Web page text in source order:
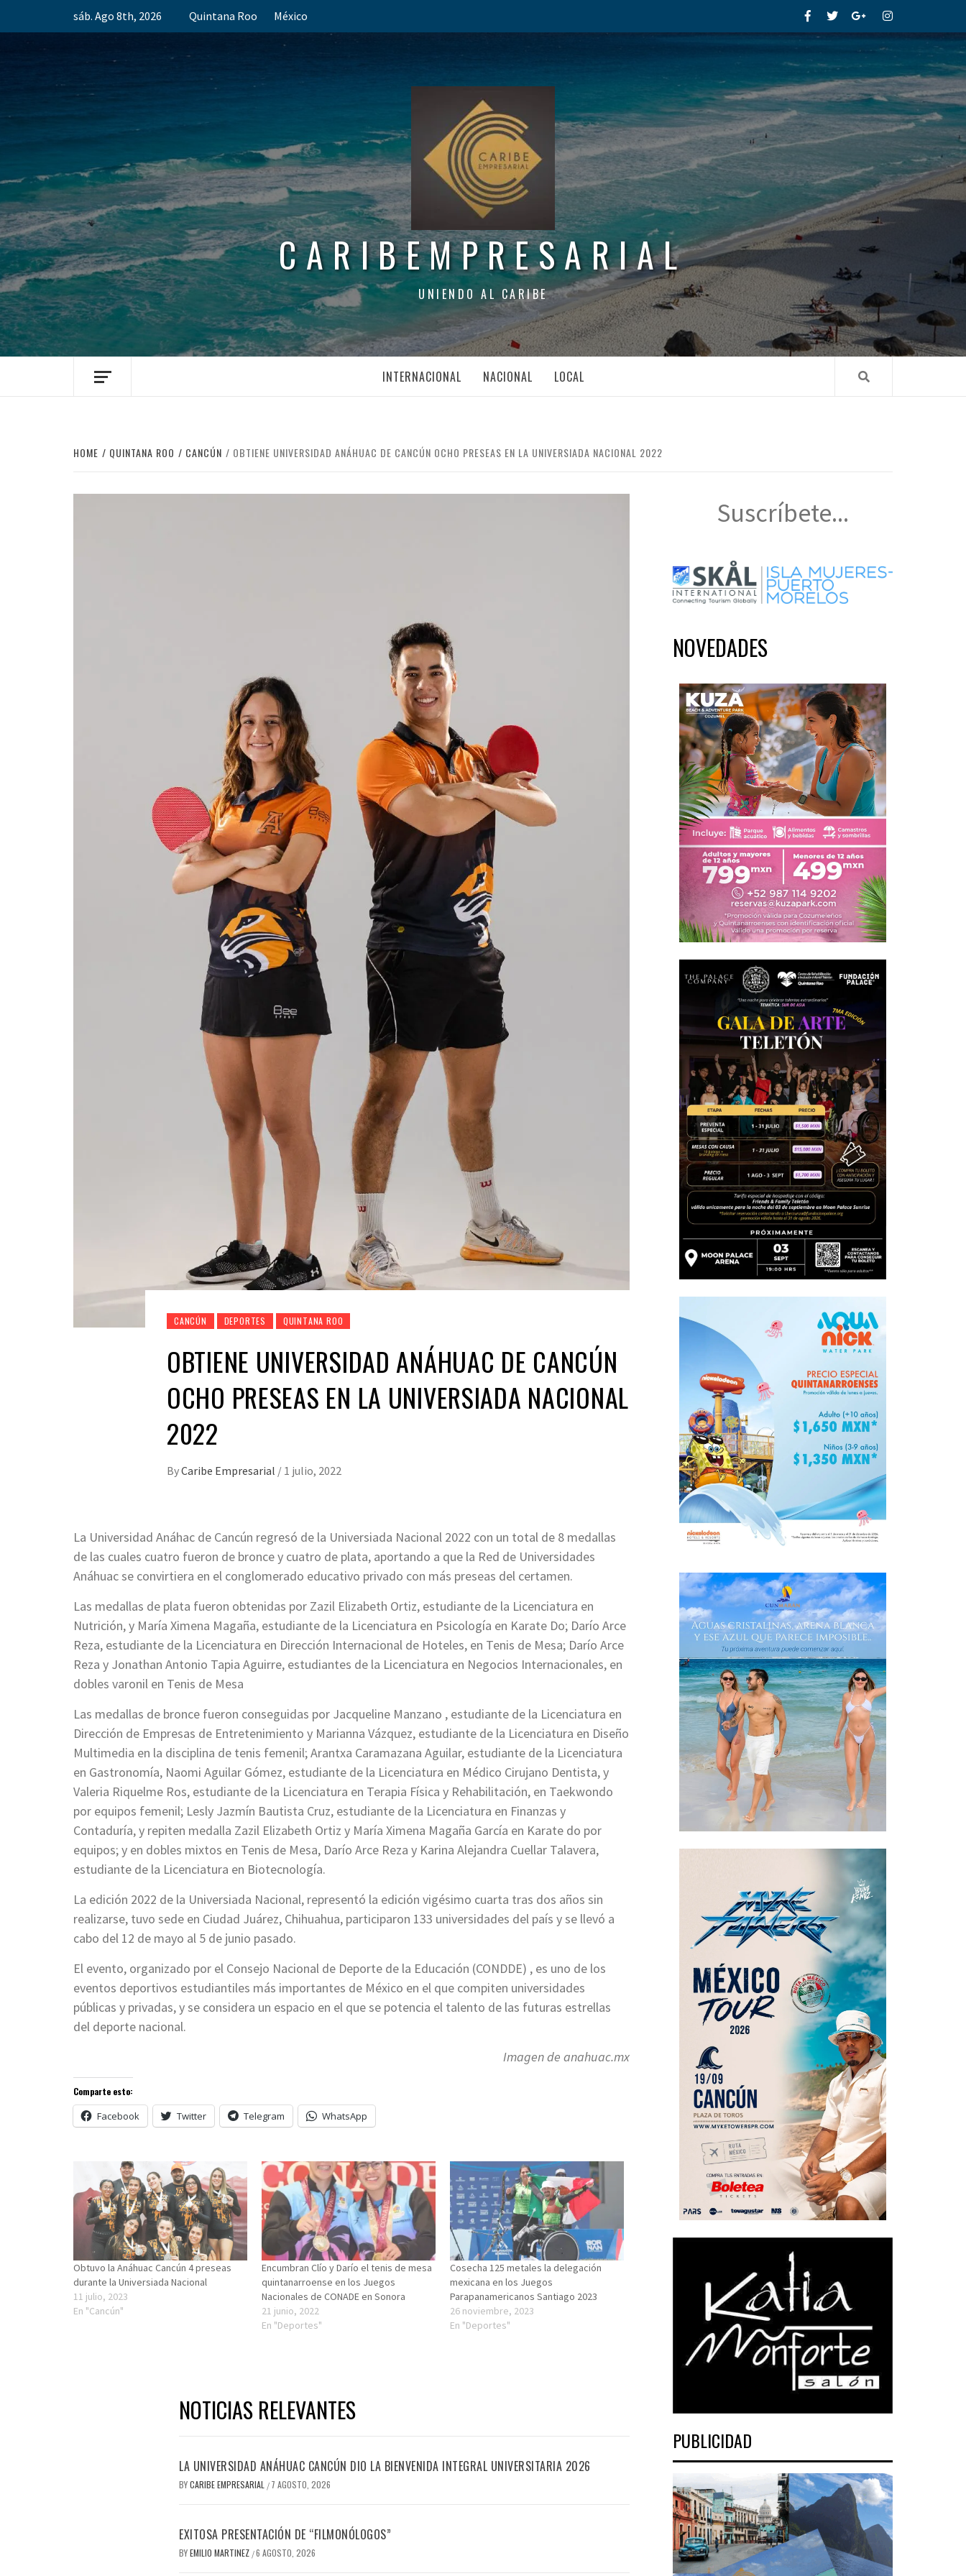
sáb. Ago 8th, 2026 Quintana Roo México FacebookTwitterGoogle+Instagram
CARIBEMPRESARIAL
UNIENDO AL CARIBE
INTERNACIONAL NACIONAL LOCAL
HOME QUINTANA ROO CANCÚN OBTIENE UNIVERSIDAD ANÁHUAC DE CANCÚN OCHO PRESEAS EN LA UNIVERSIADA NACIONAL 2022
CANCÚN DEPORTES QUINTANA ROO
OBTIENE UNIVERSIDAD ANÁHUAC DE CANCÚN
OCHO PRESEAS EN LA UNIVERSIADA NACIONAL
2022
ByCaribe Empresarial / 1 julio, 2022
La Universidad Anáhac de Cancún regresó de la Universiada Nacional 2022 con un total de 8 medallas
de las cuales cuatro fueron de bronce y cuatro de plata, aportando a que la Red de Universidades
Anáhuac se convirtiera en el conglomerado educativo privado con más preseas del certamen.
Las medallas de plata fueron obtenidas por Zazil Elizabeth Ortiz, estudiante de la Licenciatura en
Nutrición, y María Ximena Magaña, estudiante de la Licenciatura en Psicología en Karate Do; Darío Arce
Reza, estudiante de la Licenciatura en Dirección Internacional de Hoteles, en Tenis de Mesa; Darío Arce
Reza y Jonathan Antonio Tapia Aguirre, estudiantes de la Licenciatura en Negocios Internacionales, en
dobles varonil en Tenis de Mesa
Las medallas de bronce fueron conseguidas por Jacqueline Manzano , estudiante de la Licenciatura en
Dirección de Empresas de Entretenimiento y Marianna Vázquez, estudiante de la Licenciatura en Diseño
Multimedia en la disciplina de tenis femenil; Arantxa Caramazana Aguilar, estudiante de la Licenciatura
en Gastronomía, Naomi Aguilar Gómez, estudiante de la Licenciatura en Médico Cirujano Dentista, y
Valeria Riquelme Ros, estudiante de la Licenciatura en Terapia Física y Rehabilitación, en Taekwondo
por equipos femenil; Lesly Jazmín Bautista Cruz, estudiante de la Licenciatura en Finanzas y
Contaduría, y repiten medalla Zazil Elizabeth Ortiz y María Ximena Magaña García en Karate do por
equipos; y en dobles mixtos en Tenis de Mesa, Darío Arce Reza y Karina Alejandra Cuellar Talavera,
estudiante de la Licenciatura en Biotecnología.
La edición 2022 de la Universiada Nacional, representó la edición vigésimo cuarta tras dos años sin
realizarse, tuvo sede en Ciudad Juárez, Chihuahua, participaron 133 universidades del país y se llevó a
cabo del 12 de mayo al 5 de junio pasado.
El evento, organizado por el Consejo Nacional de Deporte de la Educación (CONDDE) , es uno de los
eventos deportivos estudiantiles más importantes de México en el que compiten universidades
públicas y privadas, y se considera un espacio en el que se potencia el talento de las futuras estrellas
del deporte nacional.
Imagen de anahuac.mx
Comparte esto:
Facebook Twitter Telegram WhatsApp
Obtuvo la Anáhuac Cancún 4 preseas
durante la Universiada Nacional
11 julio, 2023
En "Cancún"
Encumbran Clío y Darío el tenis de mesa
quintanarroense en los Juegos
Nacionales de CONADE en Sonora
21 junio, 2022
En "Deportes"
Cosecha 125 metales la delegación
mexicana en los Juegos
Parapanamericanos Santiago 2023
26 noviembre, 2023
En "Deportes"
NOTICIAS RELEVANTES
LA UNIVERSIDAD ANÁHUAC CANCÚN DIO LA BIENVENIDA INTEGRAL UNIVERSITARIA 2026
BYCARIBE EMPRESARIAL / 7 AGOSTO, 2026
EXITOSA PRESENTACIÓN DE “FILMONÓLOGOS”
BYEMILIO MARTINEZ /6 AGOSTO, 2026
Suscríbete...
NOVEDADES
PUBLICIDAD